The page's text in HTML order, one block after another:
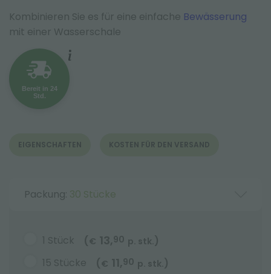
Kombinieren Sie es für eine einfache Bewässerung
mit einer Wasserschale
Bereit in 24
Std.
EIGENSCHAFTEN KOSTEN FÜR DEN VERSAND
Packung: 30 Stücke
1 Stück ( € 13, 90 p. stk. )
15 Stücke
( € 11, 90 p. stk. )